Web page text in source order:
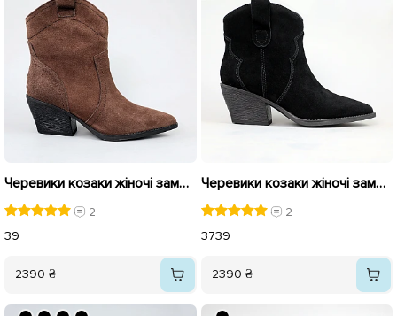
Черевики козаки жіночі замшеві байка 594016 Коричневі
2
39
2390 ₴
Черевики козаки жіночі замшеві байка 593921 Чорні
2
3739
2390 ₴